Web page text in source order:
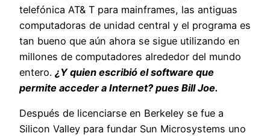
telefónica AT& T para mainframes, las antiguas
computadoras de unidad central y el programa es
tan bueno que aún ahora se sigue utilizando en
millones de computadores alrededor del mundo
entero. ¿Y quien escribió el software que
permite acceder a Internet? pues Bill Joe.
Después de licenciarse en Berkeley se fue a
Silicon Valley para fundar Sun Microsystems uno